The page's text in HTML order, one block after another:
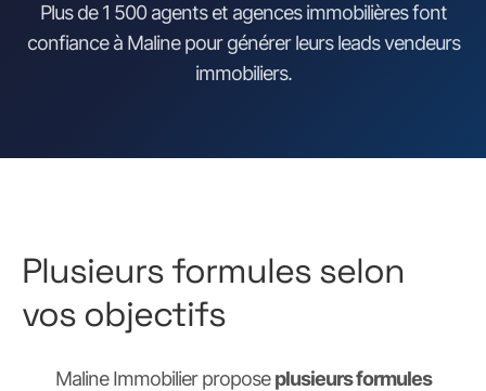
Plus de 1 500 agents et agences immobilières font
confiance à Maline pour générer leurs leads vendeurs
immobiliers.
Plusieurs formules selon
vos objectifs
Maline Immobilier proposeplusieurs formules